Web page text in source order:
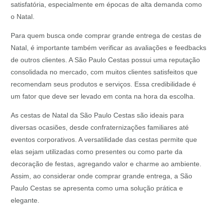
satisfatória, especialmente em épocas de alta demanda como
o Natal.
Para quem busca onde comprar grande entrega de cestas de
Natal, é importante também verificar as avaliações e feedbacks
de outros clientes. A São Paulo Cestas possui uma reputação
consolidada no mercado, com muitos clientes satisfeitos que
recomendam seus produtos e serviços. Essa credibilidade é
um fator que deve ser levado em conta na hora da escolha.
As cestas de Natal da São Paulo Cestas são ideais para
diversas ocasiões, desde confraternizações familiares até
eventos corporativos. A versatilidade das cestas permite que
elas sejam utilizadas como presentes ou como parte da
decoração de festas, agregando valor e charme ao ambiente.
Assim, ao considerar onde comprar grande entrega, a São
Paulo Cestas se apresenta como uma solução prática e
elegante.